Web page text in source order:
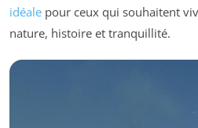
idéale pour ceux qui souhaitent
nature, histoire et tranquillité.